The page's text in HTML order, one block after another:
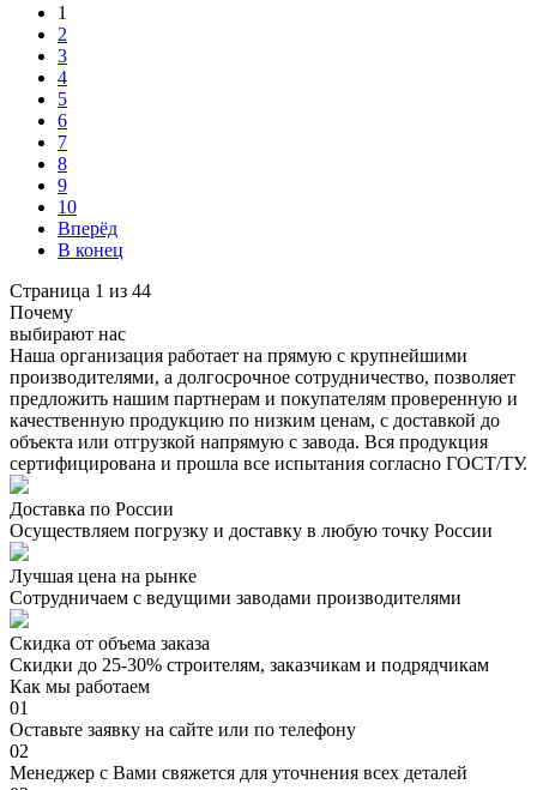
1
2
3
4
5
6
7
8
9
10
Вперёд
В конец
Страница 1 из 44
Почему
выбирают нас
Наша организация работает на прямую с крупнейшими
производителями, а долгосрочное сотрудничество, позволяет
предложить нашим партнерам и покупателям проверенную и
качественную продукцию по низким ценам, с доставкой до
объекта или отгрузкой напрямую с завода. Вся продукция
сертифицирована и прошла все испытания согласно ГОСТ/ТУ.
Доставка по России
Осуществляем погрузку и доставку в любую точку России
Лучшая цена на рынке
Сотрудничаем с ведущими заводами производителями
Скидка от объема заказа
Скидки до 25-30% строителям, заказчикам и подрядчикам
Как мы работаем
01
Оставьте заявку на сайте или по телефону
02
Менеджер с Вами свяжется для уточнения всех деталей